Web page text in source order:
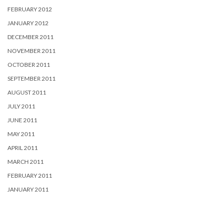
FEBRUARY 2012
JANUARY 2012
DECEMBER 2011
NOVEMBER 2011
OCTOBER 2011
SEPTEMBER 2011
AUGUST 2011
JULY 2011
JUNE 2011
MAY 2011
APRIL 2011
MARCH 2011
FEBRUARY 2011
JANUARY 2011